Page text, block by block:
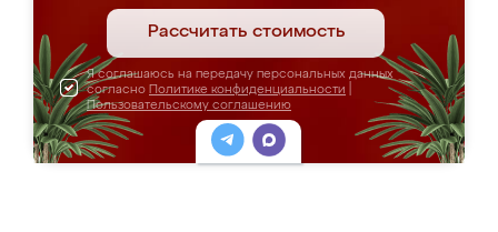
Рассчитать стоимость
Я соглашаюсь на передачу персональных данных
согласно Политике конфиденциальности
Пользовательскому соглашению